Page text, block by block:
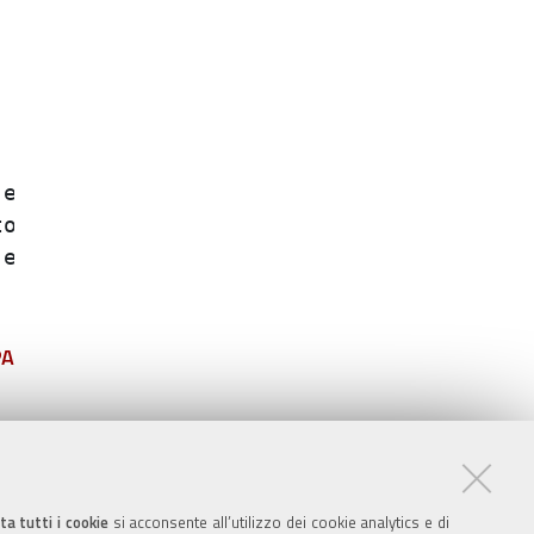
tutti i cookiesi acconsente all’utilizzo dei cookie analytics e di
effettuate dai;;;;;;
e tempo ;;;;;;
dai dipendenti;;;;;;